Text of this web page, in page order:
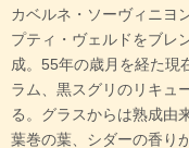
カベルネ・ソーヴィニヨ
プティ・ヴェルドをブレ
成。55年の歳月を経た現
ラム、黒スグリのリキュ
る。グラスからは熟成由
葉巻の葉、シダーの香り